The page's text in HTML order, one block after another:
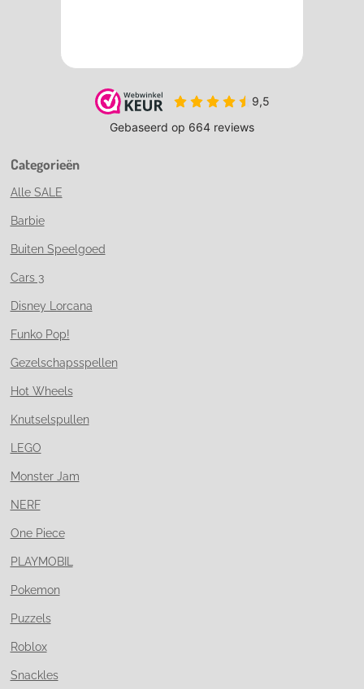
Categorieën
Alle SALE
Barbie
Buiten Speelgoed
Cars 3
Disney Lorcana
Funko Pop!
Gezelschapsspellen
Hot Wheels
Knutselspullen
LEGO
Monster Jam
NERF
One Piece
PLAYMOBIL
Pokemon
Puzzels
Roblox
Snackles